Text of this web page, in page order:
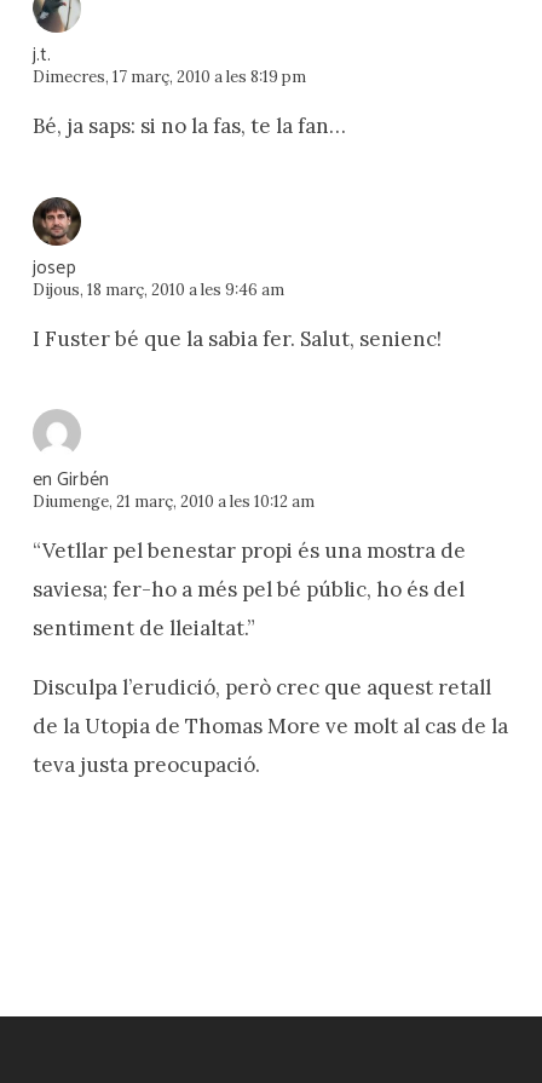
j.t.
Dimecres, 17 març, 2010 a les 8:19 pm
Bé, ja saps: si no la fas, te la fan…
josep
Dijous, 18 març, 2010 a les 9:46 am
I Fuster bé que la sabia fer. Salut, senienc!
en Girbén
Diumenge, 21 març, 2010 a les 10:12 am
“Vetllar pel benestar propi és una mostra de
saviesa; fer-ho a més pel bé públic, ho és del
sentiment de lleialtat.”
Disculpa l’erudició, però crec que aquest retall
de la Utopia de Thomas More ve molt al cas de la
teva justa preocupació.